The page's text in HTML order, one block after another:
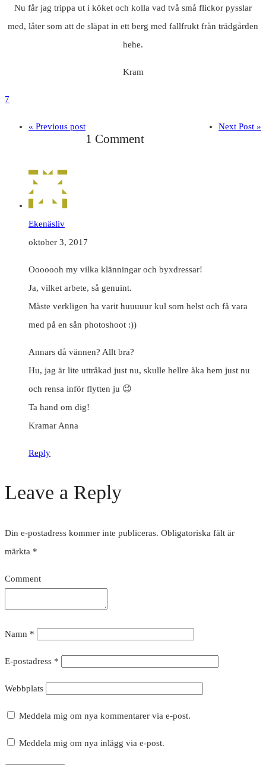
Nu får jag trippa ut i köket och kolla vad två små flickor pysslar
med, låter som att de släpat in ett berg med fallfrukt från trädgården
hehe.
Kram
7
« Previous post Next Post »
1 Comment
Ekenäsliv
oktober 3, 2017
Ooooooh my vilka klänningar och byxdressar!
Ja, vilket arbete, så genuint.
Måste verkligen ha varit huuuuur kul som helst och få vara
med på en sån photoshoot :))
Annars då vännen? Allt bra?
Hu, jag är lite uttråkad just nu, skulle hellre åka hem just nu
och rensa inför flytten ju 😉
Ta hand om dig!
Kramar Anna
Reply
Leave a Reply
Din e-postadress kommer inte publiceras. Obligatoriska fält är
märkta *
Comment
Namn *
E-postadress *
Webbplats
Meddela mig om nya kommentarer via e-post.
Meddela mig om nya inlägg via e-post.